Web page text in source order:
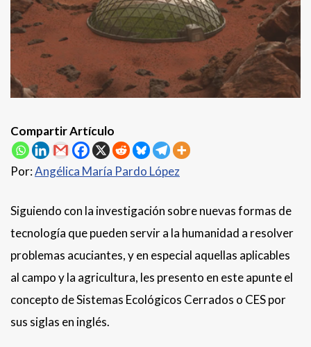
Compartir Artículo
Por:Angélica María Pardo López
Siguiendo con la investigación sobre nuevas formas de
tecnología que pueden servir a la humanidad a resolver
problemas acuciantes, y en especial aquellas aplicables
al campo y la agricultura, les presento en este apunte el
concepto de Sistemas Ecológicos Cerrados o CES por
sus siglas en inglés.